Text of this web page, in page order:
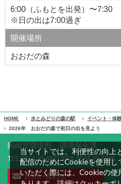
6:00（ふもとを出発）〜7:30
※日の出は7:00過ぎ
開催場所
おおだの森
HOME 水とみどりの森の駅
イベント・体
2026年 おおだの森で初日の出を見よう
岡崎市環境部 環境保全課
TEL:0564-23-6671 FAX:0564-23-6536
お問い合わせ
当サイトでは、利便性の向上
配信のためにCookieを使用し
いただく際には、Cookieの使